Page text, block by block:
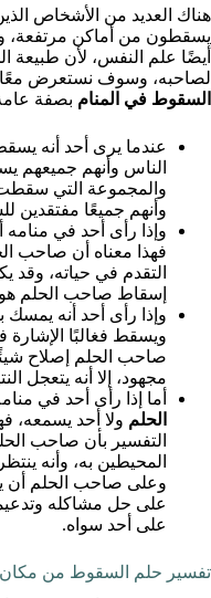
هناك العديد من الأشخاص
يسقطون من أماكن مرتفعة،
أيضًا علم النفس، لأن طبيعة
لصاحبه، وسوف نستعرض
السقوط في المنام بصفة
عندما يرى أحد أنه
الناس وأنهم جميعهم
والمجموعة التي
وأنهم جميعًا مفتقدين
وإذا رأى أحد في
فهذا معناه أن صاحب
التقدم في حياته،
إسقاط صاحب الحلم
وإذا رأى أحد أنه
ويسقط فغالبًا الإشارة
صاحب الحلم إصلاح
مجهود، إلا أنه يتعجل
أما إذا رأى أحد في
الحلم ولا أحد يسمعه،
التفسير بأن صاحب
المحيطين به، وأنه
وعلى صاحب الحلم أن
على حل مشاكله
على أحد سواه.
تفسير حلم السقوط من مكان